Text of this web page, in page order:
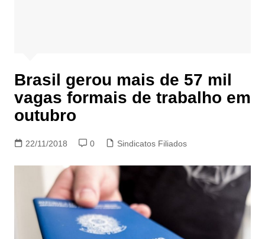
Brasil gerou mais de 57 mil
vagas formais de trabalho em
outubro
22/11/2018 0 Sindicatos Filiados